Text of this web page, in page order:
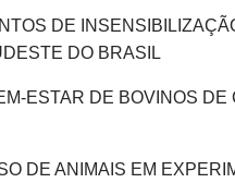
DE
DO BRASIL
ESTAR DE BOVINOS DE
DE ANIMAIS EM